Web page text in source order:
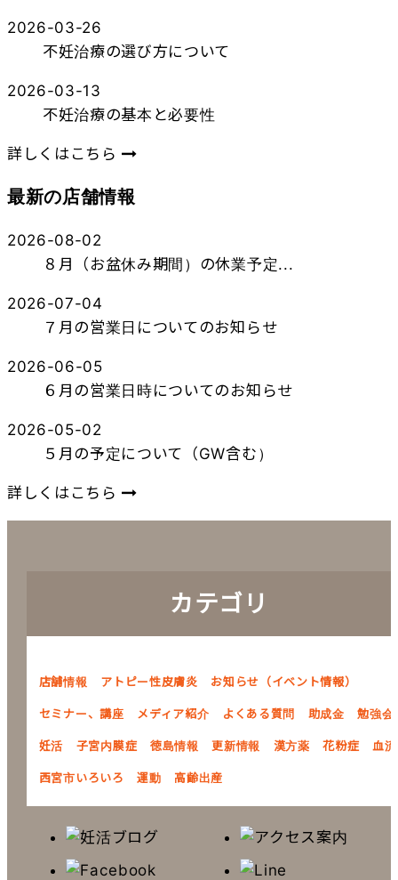
2026-03-26
不妊治療の選び方について
2026-03-13
不妊治療の基本と必要性
詳しくはこちら
最新の店舗情報
2026-08-02
８月（お盆休み期間）の休業予定...
2026-07-04
７月の営業日についてのお知らせ
2026-06-05
６月の営業日時についてのお知らせ
2026-05-02
５月の予定について（GW含む）
詳しくはこちら
カテゴリ
店舗情報 アトピー性皮膚炎 お知らせ（イベント情報）
セミナー、講座 メディア紹介 よくある質問 助成金 勉強会
妊活 子宮内膜症 徳島情報 更新情報 漢方薬 花粉症 血流
西宮市いろいろ 運動 高齢出産